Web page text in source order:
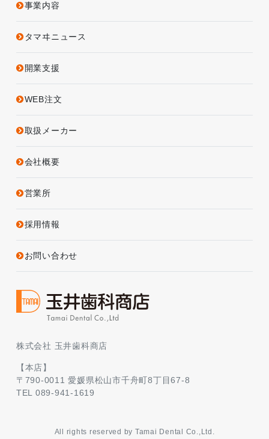
株式会社 玉井歯科商店
【本店】
〒790-0011 愛媛県松山市千舟町8丁目67-8
TEL 089-941-1619
事業内容
タマヰニュース
開業支援
WEB注文
取扱メーカー
会社概要
営業所
採用情報
お問い合わせ
All rights reserved by Tamai Dental Co.,Ltd.